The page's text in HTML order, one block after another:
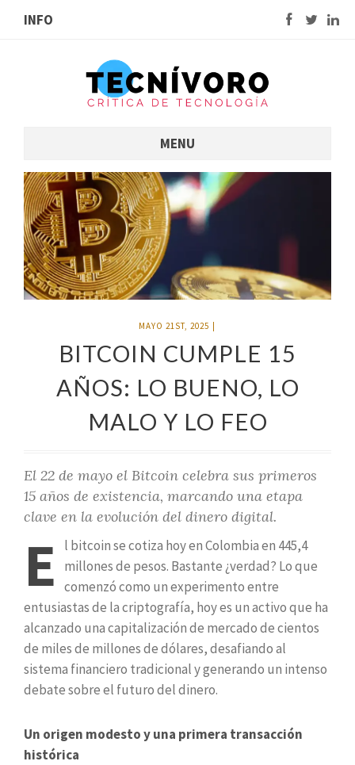
INFO
MENU
MAYO 21ST, 2025
BITCOIN CUMPLE 15
AÑOS: LO BUENO, LO
MALO Y LO FEO
El 22 de mayo el Bitcoin celebra sus primeros
15 años de existencia, marcando una etapa
clave en la evolución del dinero digital.
E
l bitcoin se cotiza hoy en Colombia en 445,4
millones de pesos. Bastante ¿verdad? Lo que
comenzó como un experimento entre
entusiastas de la criptografía, hoy es un activo que ha
alcanzado una capitalización de mercado de cientos
de miles de millones de dólares, desafiando al
sistema financiero tradicional y generando un intenso
debate sobre el futuro del dinero.
Un origen modesto y una primera transacción
histórica